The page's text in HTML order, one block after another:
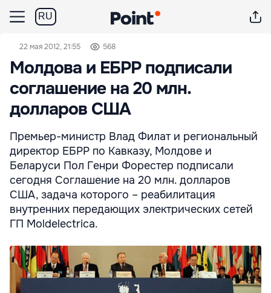
RU
22 мая 2012, 21:55 568
Молдова и ЕБРР подписали
соглашение на 20 млн.
долларов США
Премьер-министр Влад Филат и региональный
директор ЕБРР по Кавказу, Молдове и
Беларуси Пол Генри Форестер подписали
сегодня Соглашение на 20 млн. долларов
США, задача которого – реабилитация
внутренних передающих электрических сетей
ГП Moldelectrica.